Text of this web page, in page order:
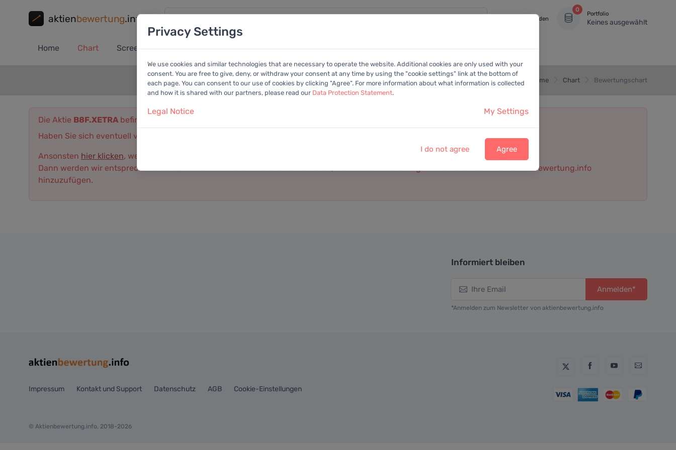
aktienbewertung.info Anmelden
0
Portfolio
Keines ausgewählt
Home Chart Screener Portfolio Analysen Kalender Anleitung Mitglied
+Portfolio Home Chart Bewertungschart
Die Aktie B8F.XETRA befindet sich derzeit (noch) nicht in der Datenbank.
Haben Sie sich eventuell vertippt? Dann versuchen Sie es bitte erneut.
Ansonsten hier klicken, wenn Sie möchten, dass diese Aktie zur Datenbank hinzugefügt wird.
Dann werden wir entsprechend darüber informiert und werden uns bemühen, die Aktie schnellstmöglich zur Datenbank von aktienbewertung.info
hinzuzufügen.
Informiert bleiben
Anmelden*
*Anmelden zum Newsletter von aktienbewertung.info
Impressum Kontakt und Support Datenschutz AGB Cookie-Einstellungen
© Aktienbewertung.info, 2018-2026
Privacy Settings
We use cookies and similar technologies that are necessary to operate the website. Additional cookies are only used with your
consent. You are free to give, deny, or withdraw your consent at any time by using the "cookie settings" link at the bottom of
each page. You can consent to our use of cookies by clicking "Agree". For more information about what information is collected
and how it is shared with our partners, please read our Data Protection Statement.
Legal Notice My Settings
I do not agree Agree